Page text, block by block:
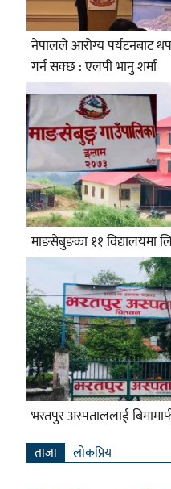
नेपालले आरोग्य पर्यटनबाट
गर्न सक्छ : एलपी भानु शर्मा
माङसेबुङका ११ विद्यालयमा
भरतपुर अस्पताललाई
ताजा लाेकप्रिय